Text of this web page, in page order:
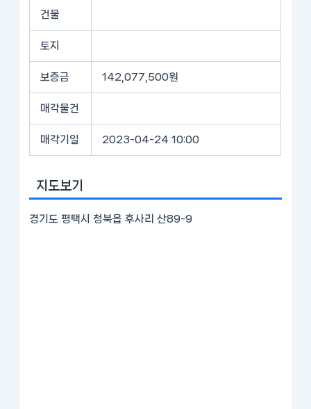
건물
토지
보증금 142,077,500원
매각물건
매각기일 2023-04-24 10:00
지도보기
경기도 평택시 청북읍 후사리 산89-9